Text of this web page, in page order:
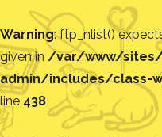
Warning: ftp_nlist()
given in /var/www/sites/
admin/includes/class-
line 438